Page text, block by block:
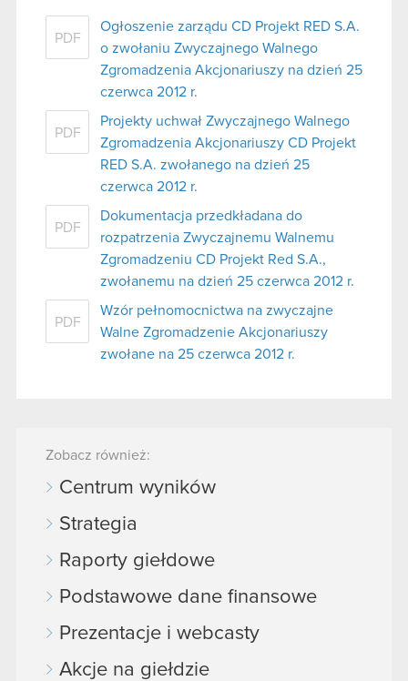
PDF
Ogłoszenie zarządu CD Projekt RED S.A.
o zwołaniu Zwyczajnego Walnego
Zgromadzenia Akcjonariuszy na dzień 25
czerwca 2012 r.
PDF
Projekty uchwał Zwyczajnego Walnego
Zgromadzenia Akcjonariuszy CD Projekt
RED S.A. zwołanego na dzień 25
czerwca 2012 r.
PDF
Dokumentacja przedkładana do
rozpatrzenia Zwyczajnemu Walnemu
Zgromadzeniu CD Projekt Red S.A.,
zwołanemu na dzień 25 czerwca 2012 r.
PDF
Wzór pełnomocnictwa na zwyczajne
Walne Zgromadzenie Akcjonariuszy
zwołane na 25 czerwca 2012 r.
Zobacz również:
Centrum wyników
Strategia
Raporty giełdowe
Podstawowe dane finansowe
Prezentacje i webcasty
Akcje na giełdzie